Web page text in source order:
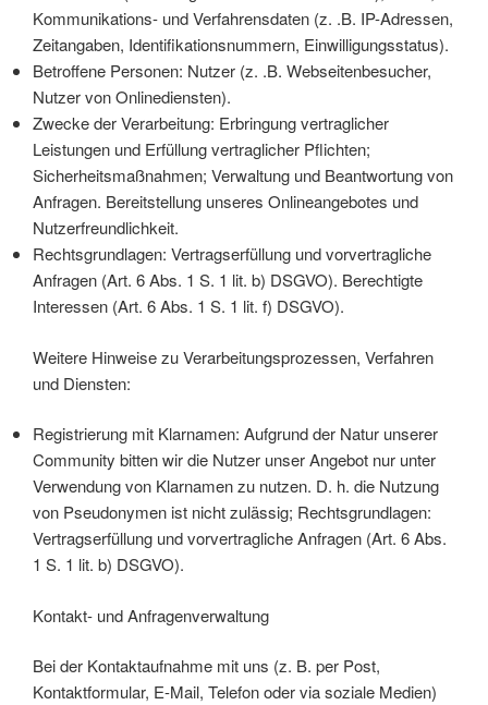
Kommunikations- und Verfahrensdaten (z. .B. IP-Adressen,
Zeitangaben, Identifikationsnummern, Einwilligungsstatus).
Betroffene Personen: Nutzer (z. .B. Webseitenbesucher,
Nutzer von Onlinediensten).
Zwecke der Verarbeitung: Erbringung vertraglicher
Leistungen und Erfüllung vertraglicher Pflichten;
Sicherheitsmaßnahmen; Verwaltung und Beantwortung von
Anfragen. Bereitstellung unseres Onlineangebotes und
Nutzerfreundlichkeit.
Rechtsgrundlagen: Vertragserfüllung und vorvertragliche
Anfragen (Art. 6 Abs. 1 S. 1 lit. b) DSGVO). Berechtigte
Interessen (Art. 6 Abs. 1 S. 1 lit. f) DSGVO).
Weitere Hinweise zu Verarbeitungsprozessen, Verfahren
und Diensten:
Registrierung mit Klarnamen: Aufgrund der Natur unserer
Community bitten wir die Nutzer unser Angebot nur unter
Verwendung von Klarnamen zu nutzen. D. h. die Nutzung
von Pseudonymen ist nicht zulässig; Rechtsgrundlagen:
Vertragserfüllung und vorvertragliche Anfragen (Art. 6 Abs.
1 S. 1 lit. b) DSGVO).
Kontakt- und Anfragenverwaltung
Bei der Kontaktaufnahme mit uns (z. B. per Post,
Kontaktformular, E-Mail, Telefon oder via soziale Medien)